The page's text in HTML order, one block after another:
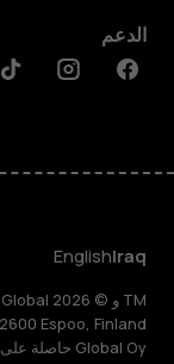
الدعم
Facebook
Iraq
English